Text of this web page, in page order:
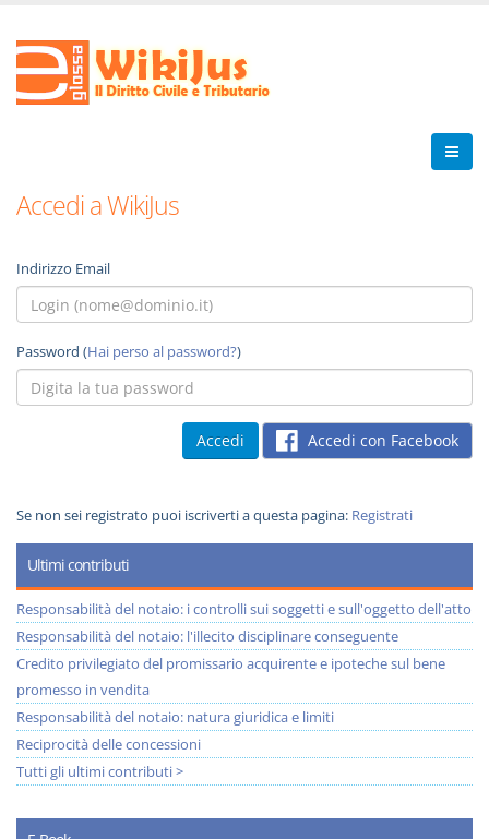
Accedi a WikiJus
Indirizzo Email
Password (Hai perso al password?)
Accedi con Facebook
Se non sei registrato puoi iscriverti a questa pagina: Registrati
Ultimi contributi
Responsabilità del notaio: i controlli sui soggetti e sull'oggetto dell'atto
Responsabilità del notaio: l'illecito disciplinare conseguente
Credito privilegiato del promissario acquirente e ipoteche sul bene
promesso in vendita
Responsabilità del notaio: natura giuridica e limiti
Reciprocità delle concessioni
Tutti gli ultimi contributi >